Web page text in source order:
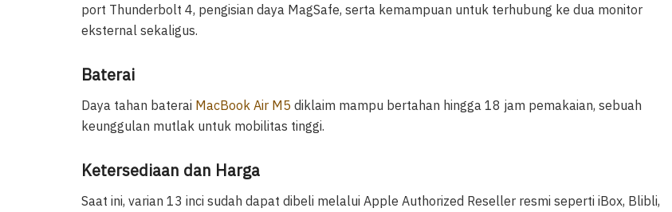
port Thunderbolt 4, pengisian daya MagSafe, serta kemampuan untuk terhubung ke dua monitor
eksternal sekaligus.
Baterai
Daya tahan baterai MacBook Air M5 diklaim mampu bertahan hingga 18 jam pemakaian, sebuah
keunggulan mutlak untuk mobilitas tinggi.
Ketersediaan dan Harga
Saat ini, varian 13 inci sudah dapat dibeli melalui Apple Authorized Reseller resmi seperti iBox, Blibli,